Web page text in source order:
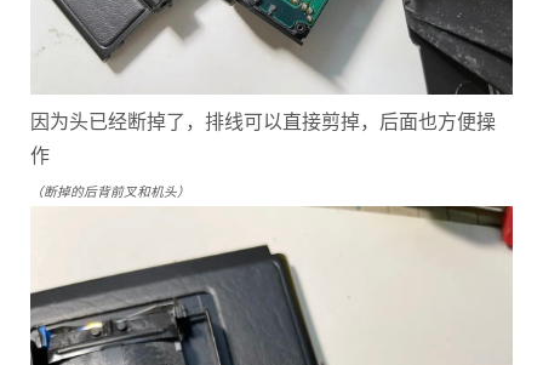
因为头已经断掉了，排线可以直接剪掉，后面也方便操
作
（断掉的后背前叉和机头）